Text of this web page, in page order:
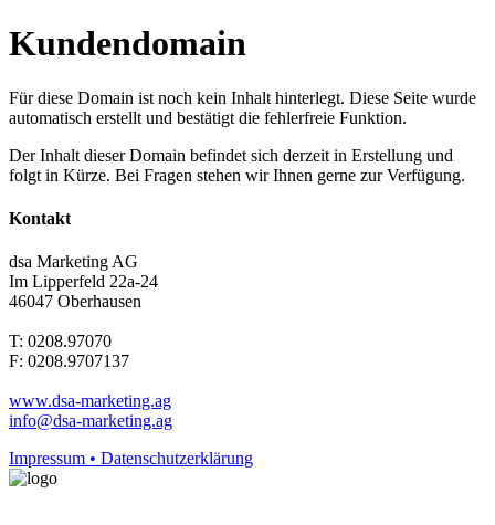
Kundendomain
Für diese Domain ist noch kein Inhalt hinterlegt. Diese Seite wurde
automatisch erstellt und bestätigt die fehlerfreie Funktion.
Der Inhalt dieser Domain befindet sich derzeit in Erstellung und
folgt in Kürze. Bei Fragen stehen wir Ihnen gerne zur Verfügung.
Kontakt
dsa Marketing AG
Im Lipperfeld 22a-24
46047 Oberhausen
T: 0208.97070
F: 0208.9707137
www.dsa-marketing.ag
info@dsa-marketing.ag
Impressum • Datenschutzerklärung